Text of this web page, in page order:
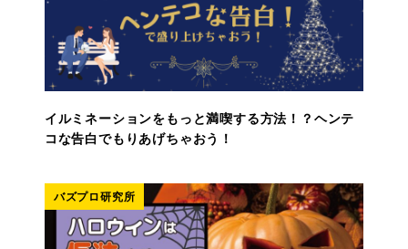
イルミネーションをもっと満喫する方法！？ヘンテ
コな告白でもりあげちゃおう！
バズプロ研究所